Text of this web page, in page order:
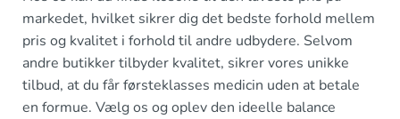
markedet, hvilket sikrer dig det bedste forhold mellem
pris og kvalitet i forhold til andre udbydere. Selvom
andre butikker tilbyder kvalitet, sikrer vores unikke
tilbud, at du får førsteklasses medicin uden at betale
en formue. Vælg os og oplev den ideelle balance